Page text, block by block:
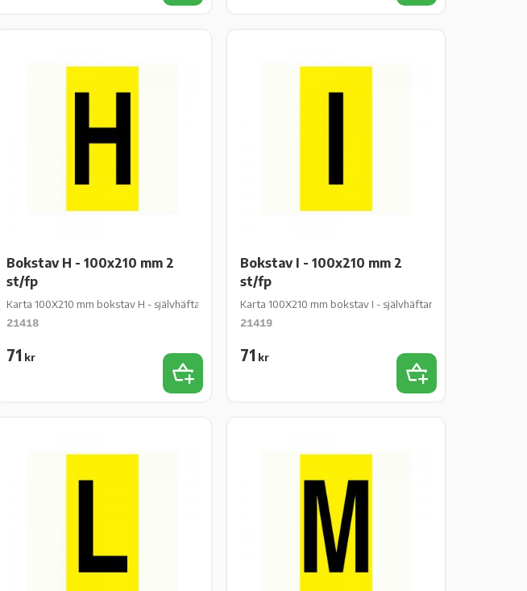
vinyl - 2 st/fp
favoriter
Bokstav H - 100x210 mm 2
st/fp
Karta 100X210 mm bokstav H - självhäftande gul vinyl - 2 st/fp
21418
71 kr
Lägg till i favoriter
Bokstav I - 100x210 mm 2
st/fp
Karta 100X210 mm bokstav I - självhäftande gul vinyl - 2 st/fp
21419
71 kr
Lägg till i favoriter